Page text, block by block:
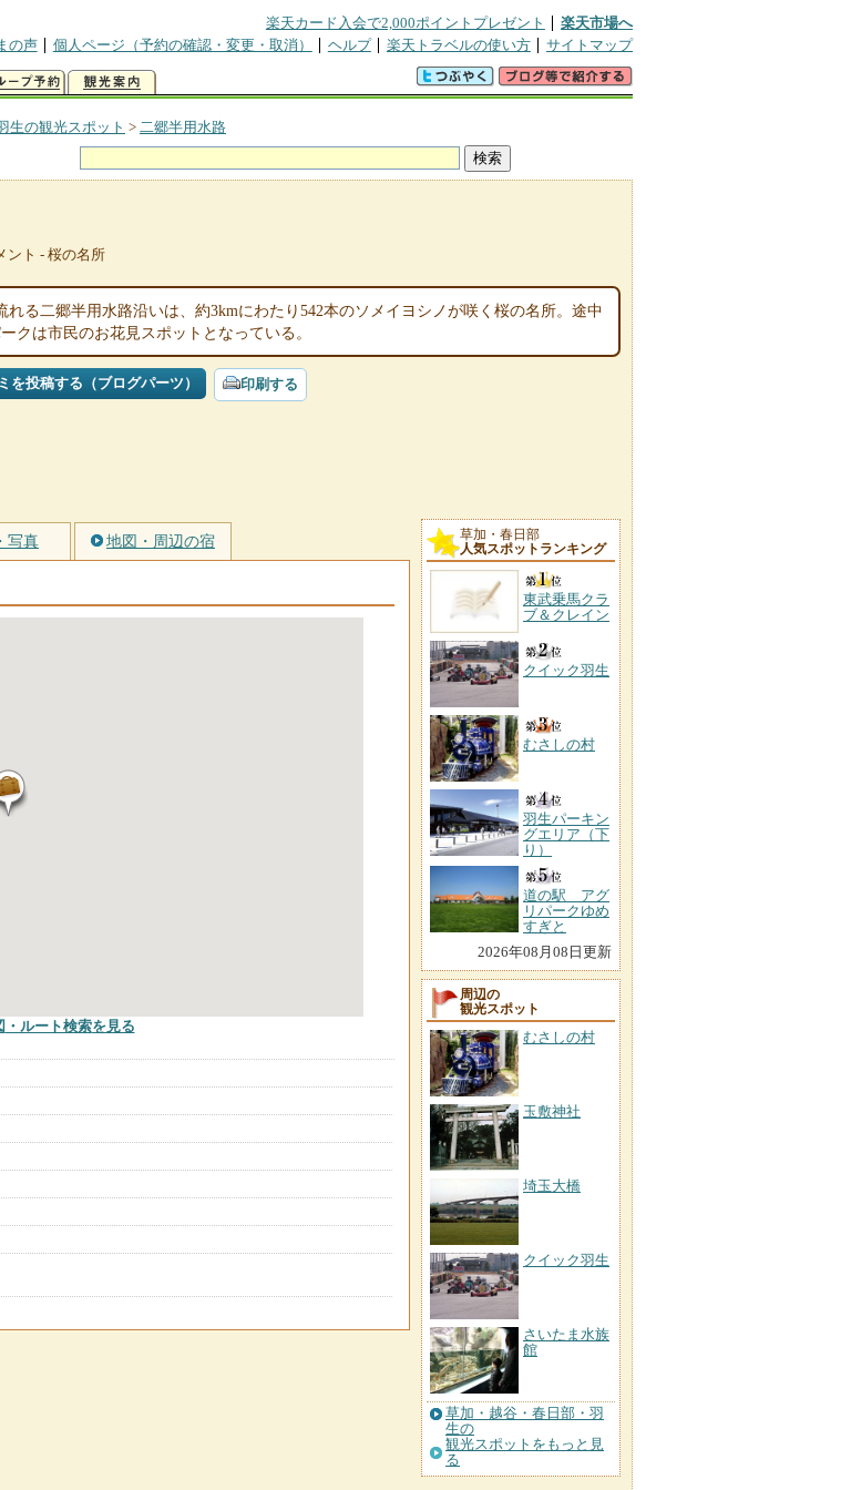
楽天カード入会で2,000ポイントプレゼント
楽天市場へ
の声
個人ページ（予約の確認・変更・取消） ヘルプ 楽天トラベルの使い方 サイトマップ
生の観光スポット > 二郷半用水路
ント - 桜の名所
れる二郷半用水路沿いは、約3kmにわたり542本のソメイヨシノが咲く桜の名所。途中
クは市民のお花見スポットとなっている。
を投稿する（ブログパーツ） 印刷する
写真 地図・周辺の宿
・ルート検索を見る
草加・春日部
人気スポットランキング
東武乗馬クラ
ブ＆クレイン
クイック羽生
むさしの村
羽生パーキン
グエリア（下
り）
道の駅 アグ
リパークゆめ
すぎと
2026年08月08日更新
周辺の
観光スポット
むさしの村
玉敷神社
埼玉大橋
クイック羽生
さいたま水族
館
草加・越谷・春日部・羽
生の
観光スポットをもっと見
る